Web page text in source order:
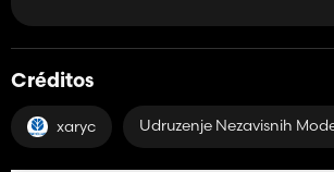
Créditos
xaryc Udruzenje Nezavisnih